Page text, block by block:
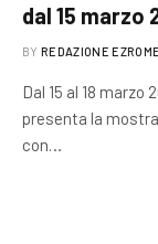
dal 15 marzo
BY REDAZIONE EZROME
Dal 15 al 18 marzo
presenta la
con…